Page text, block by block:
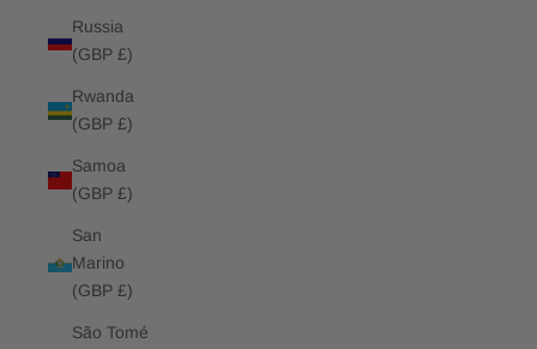
Russia
(GBP £)
Rwanda
(GBP £)
Samoa
(GBP £)
San
Marino
(GBP £)
São Tomé